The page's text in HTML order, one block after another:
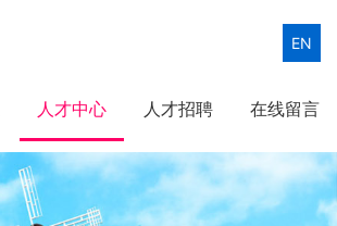
EN
人才中心 人才招聘 在线留言